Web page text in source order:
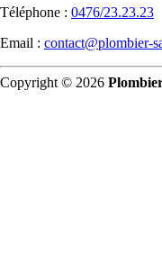
Téléphone : 0476/23.23.23
Email : contact@plombier-
Copyright © 2026